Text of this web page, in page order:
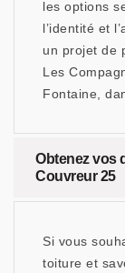
les options
l’identité et
un projet de
Les
Fontaine,
Obtenez vos
Couvreur 25
Si vous
toiture et